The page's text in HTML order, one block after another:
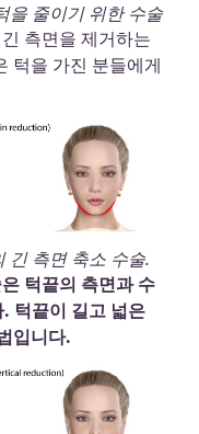
을 줄이기 위한 수술
측면을 제거하는
턱을 가진 분들에게
긴 측면 축소 수술.
턱끝의 측면과 수
턱끝이 길고 넓은
입니다.